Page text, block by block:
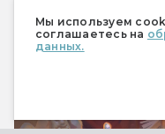
Мы используем
соглашаетесь на
данных.